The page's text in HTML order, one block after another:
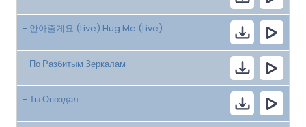
- 안아줄게요 (Live) Hug Me (Live)
- По Разбитым Зеркалам
- Ты Опоздал